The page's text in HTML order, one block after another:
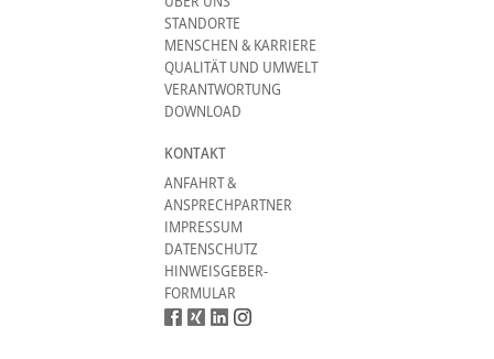
STANDORTE
MENSCHEN & KARRIERE
QUALITÄT UND UMWELT
VERANTWORTUNG
DOWNLOAD
KONTAKT
ANFAHRT &
ANSPRECHPARTNER
IMPRESSUM
DATENSCHUTZ
HINWEISGEBER-
FORMULAR